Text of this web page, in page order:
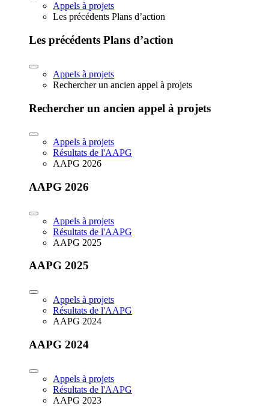
Appels à projets
Les précédents Plans d’action
Les précédents Plans d’action
Appels à projets
Rechercher un ancien appel à projets
Rechercher un ancien appel à projets
Appels à projets
Résultats de l'AAPG
AAPG 2026
AAPG 2026
Appels à projets
Résultats de l'AAPG
AAPG 2025
AAPG 2025
Appels à projets
Résultats de l'AAPG
AAPG 2024
AAPG 2024
Appels à projets
Résultats de l'AAPG
AAPG 2023